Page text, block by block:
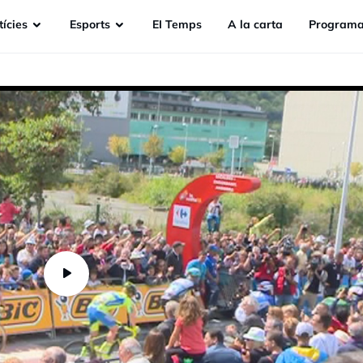
Esports EI Temps A la carta